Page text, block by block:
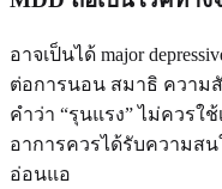
อาจเป็นได้ major
ต่อการนอน สมาธิ ความ
คำว่า “รุนแรง” ไม่ควร
อาการควรได้รับความส
อ่อนแอ